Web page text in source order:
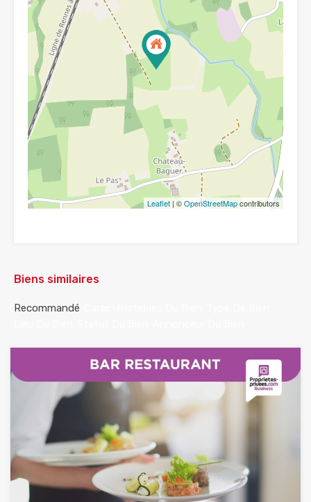
Leaflet | ©OpenStreetMapcontributors
Biens similaires
Recommandé